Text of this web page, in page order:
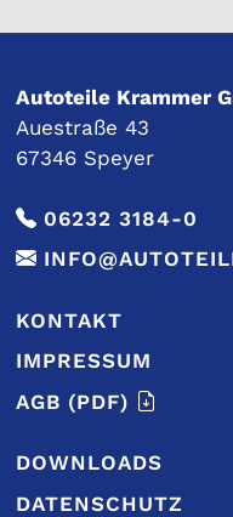
Autoteile Krammer
Auestraße 43
67346 Speyer
06232 3184-0
KONTAKT
IMPRESSUM
AGB (PDF)
DOWNLOADS
DATENSCHUTZ